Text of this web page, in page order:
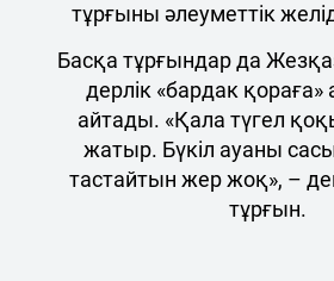
тұрғыны әлеуметтік
Басқа тұрғындар да
дерлік «бардак
айтады. «Қала түгел
жатыр. Бүкіл ауаны
тастайтын жер жоқ», –
тұрғын.